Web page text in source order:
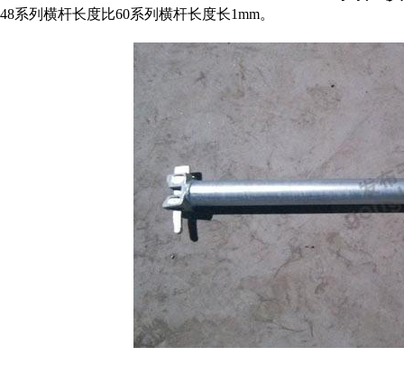
48系列横杆长度比60系列横杆长度长1mm。